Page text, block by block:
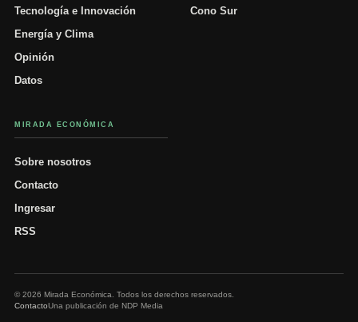
Tecnología e Innovación
Energía y Clima
Opinión
Datos
Cono Sur
MIRADA ECONÓMICA
Sobre nosotros
Contacto
Ingresar
RSS
© 2026 Mirada Económica. Todos los derechos reservados.
ContactoUna publicación de NDP Media